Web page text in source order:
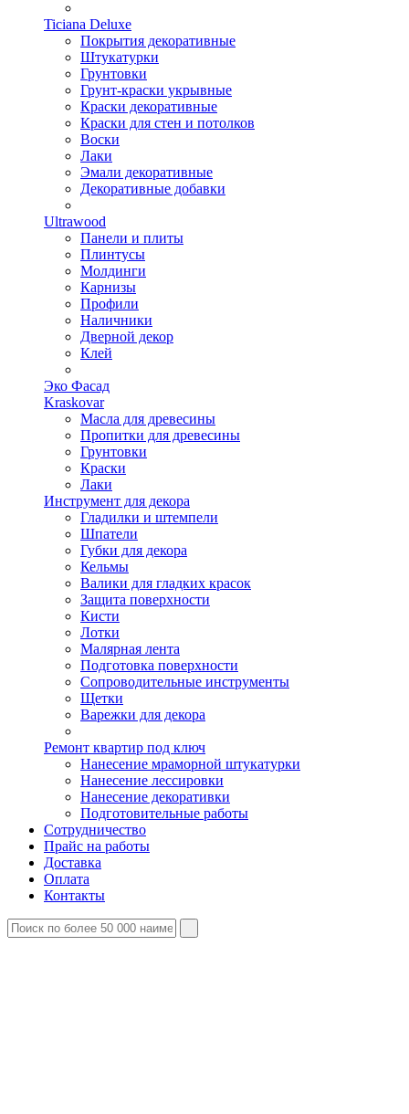
Ticiana Deluxe
Покрытия декоративные
Штукатурки
Грунтовки
Грунт-краски укрывные
Краски декоративные
Краски для стен и потолков
Воски
Лаки
Эмали декоративные
Декоративные добавки
Ultrawood
Панели и плиты
Плинтусы
Молдинги
Карнизы
Профили
Наличники
Дверной декор
Клей
Эко Фасад
Kraskovar
Масла для древесины
Пропитки для древесины
Грунтовки
Краски
Лаки
Инструмент для декора
Гладилки и штемпели
Шпатели
Губки для декора
Кельмы
Валики для гладких красок
Защита поверхности
Кисти
Лотки
Малярная лента
Подготовка поверхности
Сопроводительные инструменты
Щетки
Варежки для декора
Ремонт квартир под ключ
Нанесение мраморной штукатурки
Нанесение лессировки
Нанесение декоративки
Подготовительные работы
Сотрудничество
Прайс на работы
Доставка
Оплата
Контакты